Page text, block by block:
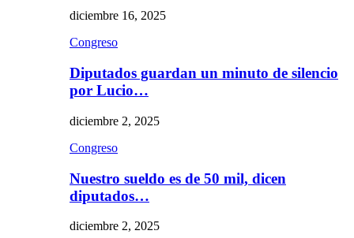
diciembre 16, 2025
Congreso
Diputados guardan un minuto de silencio
por Lucio…
diciembre 2, 2025
Congreso
Nuestro sueldo es de 50 mil, dicen
diputados…
diciembre 2, 2025